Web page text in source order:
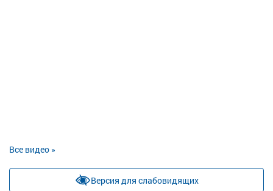
Все видео »
Версия для слабовидящих